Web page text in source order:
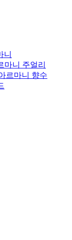
니
마니 주얼리
르마니 향수